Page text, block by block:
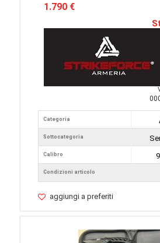
1.790 €
Categoria
Sottocategoria
Calibro
Condizioni articolo
aggiungi a preferiti